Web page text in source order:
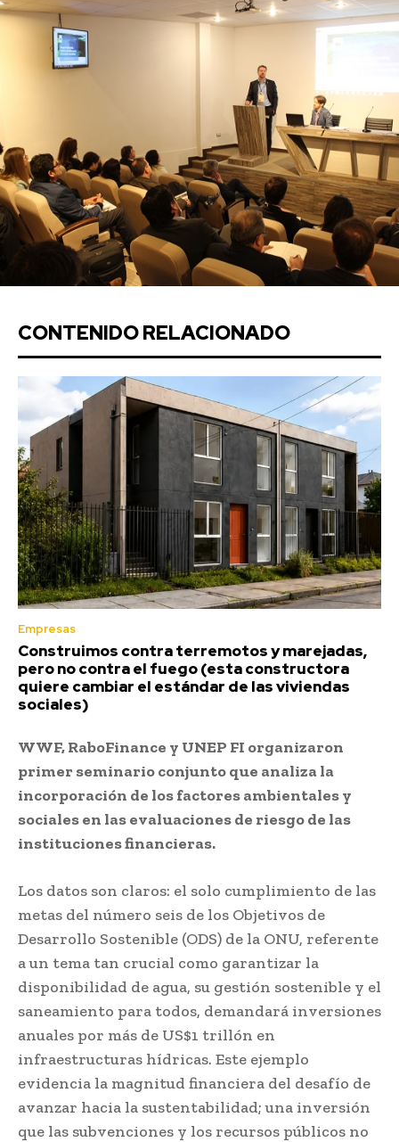
CONTENIDO RELACIONADO
Empresas
Construimos contra terremotos y marejadas,
pero no contra el fuego (esta constructora
quiere cambiar el estándar de las viviendas
sociales)
WWF, RaboFinance y UNEP FI organizaron
primer seminario conjunto que analiza la
incorporación de los factores ambientales y
sociales en las evaluaciones de riesgo de las
instituciones financieras.
Los datos son claros: el solo cumplimiento de las
metas del número seis de los Objetivos de
Desarrollo Sostenible (ODS) de la ONU, referente
a un tema tan crucial como garantizar la
disponibilidad de agua, su gestión sostenible y el
saneamiento para todos, demandará inversiones
anuales por más de US$1 trillón en
infraestructuras hídricas. Este ejemplo
evidencia la magnitud financiera del desafío de
avanzar hacia la sustentabilidad; una inversión
que las subvenciones y los recursos públicos no